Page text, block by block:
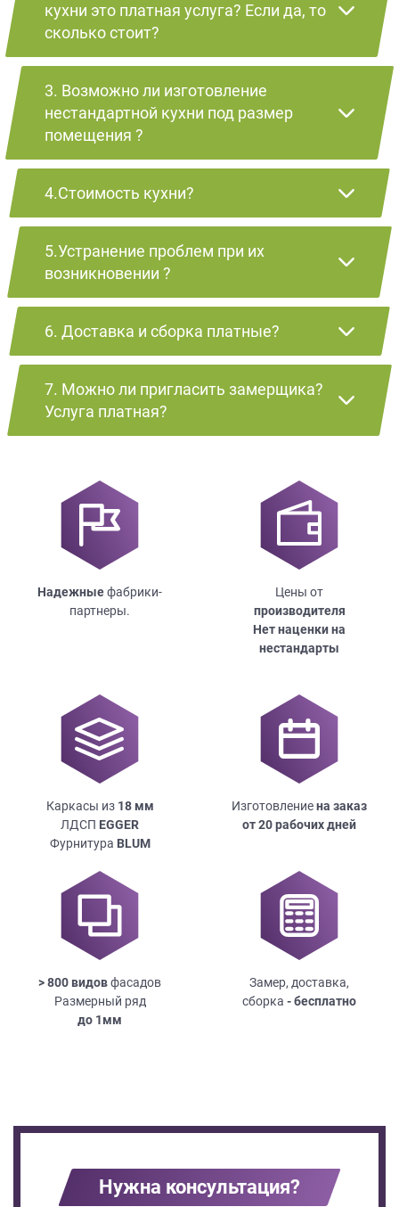
кухни это платная услуга? Если да, то
сколько стоит?
3. Возможно ли изготовление
нестандартной кухни под размер
помещения ?
4.Стоимость кухни?
5.Устранение проблем при их
возникновении ?
6. Доставка и сборка платные?
7. Можно ли пригласить замерщика?
Услуга платная?
Надежныефабрики-
партнеры.
Цены от
производителя
Нет наценки на
нестандарты
Каркасы из 18мм
ЛДСП EGGER
Фурнитура BLUM
Изготовлениена заказ
от 20 рабочих дней
> 800 видовфасадов
Размерный ряд
до 1мм
Замер, доставка,
сборка - бесплатно
Нужна консультация?